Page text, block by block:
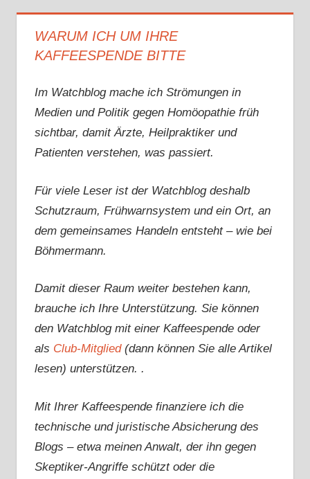
WARUM ICH UM IHRE
KAFFEESPENDE BITTE
Im Watchblog mache ich Strömungen in
Medien und Politik gegen Homöopathie früh
sichtbar, damit Ärzte, Heilpraktiker und
Patienten verstehen, was passiert.
Für viele Leser ist der Watchblog deshalb
Schutzraum, Frühwarnsystem und ein Ort, an
dem gemeinsames Handeln entsteht – wie bei
Böhmermann.
Damit dieser Raum weiter bestehen kann,
brauche ich Ihre Unterstützung. Sie können
den Watchblog mit einer Kaffeespende oder
als Club-Mitglied(dann können Sie alle Artikel
lesen) unterstützen. .
Mit Ihrer Kaffeespende finanziere ich die
technische und juristische Absicherung des
Blogs – etwa meinen Anwalt, der ihn gegen
Skeptiker-Angriffe schützt oder die